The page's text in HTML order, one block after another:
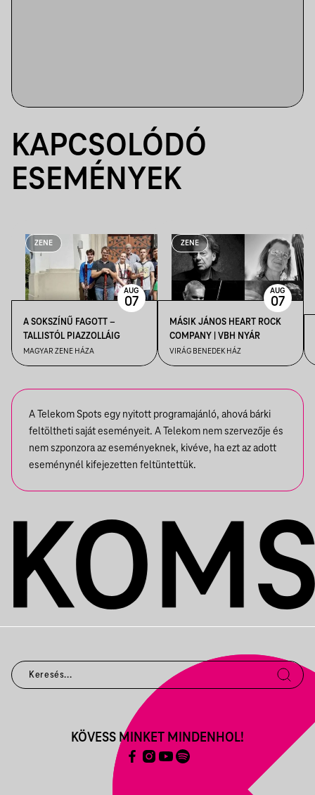
KAPCSOLÓDÓ
ESEMÉNYEK
ZENE
A SOKSZÍNŰ FAGOTT –
TALLISTÓL PIAZZOLLÁIG
MAGYAR ZENE HÁZA
AUG
07
ZENE
MÁSIK JÁNOS HEART ROCK
COMPANY | VBH NYÁR
VIRÁG BENEDEK HÁZ
AUG
07
A Telekom Spots egy nyitott programajánló, ahová bárki
feltöltheti saját eseményeit. A Telekom nem szervezője és
nem szponzora az eseményeknek, kivéve, ha ezt az adott
eseménynél kifejezetten feltüntettük.
KÖVESS MINKET MINDENHOL!